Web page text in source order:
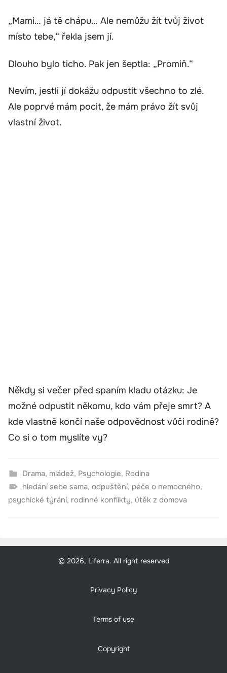
„Mami… já tě chápu… Ale nemůžu žít tvůj život
místo tebe,“ řekla jsem jí.
Dlouho bylo ticho. Pak jen šeptla: „Promiň.“
Nevím, jestli jí dokážu odpustit všechno to zlé.
Ale poprvé mám pocit, že mám právo žít svůj
vlastní život.
Někdy si večer před spaním kladu otázku: Je
možné odpustit někomu, kdo vám přeje smrt? A
kde vlastně končí naše odpovědnost vůči rodině?
Co si o tom myslíte vy?
Drama, mládež, Psychologie, Rodina
hledání sebe sama, odpuštění, péče o nemocného,
psychické týrání, rodinné konflikty, útěk z domova
© 2026, Liferra. All right reserved
Privacy Policy
Terms of use
Copyright